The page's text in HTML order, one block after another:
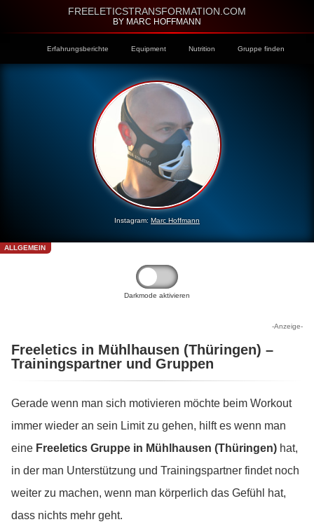
FREELETICSTRANSFORMATION.COM
BY MARC HOFFMANN
Erfahrungsberichte Equipment Nutrition Gruppe finden
Instagram: Marc Hoffmann
ALLGEMEIN
Darkmode aktivieren
-Anzeige-
Freeletics in Mühlhausen (Thüringen) –
Trainingspartner und Gruppen
Gerade wenn man sich motivieren möchte beim Workout
immer wieder an sein Limit zu gehen, hilft es wenn man
eine Freeletics Gruppe in Mühlhausen (Thüringen) hat,
in der man Unterstützung und Trainingspartner findet noch
weiter zu machen, wenn man körperlich das Gefühl hat,
dass nichts mehr geht.